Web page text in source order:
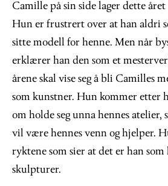
Camille på sin side lager dette
Hun er frustrert over at han aldri
sitte modell for henne. Men når
erklærer han den som et
årene skal vise seg å bli Camilles
som kunstner. Hun kommer etter
om holde seg unna hennes atelier,
vil være hennes venn og hjelper.
ryktene som sier at det er han som
skulpturer.